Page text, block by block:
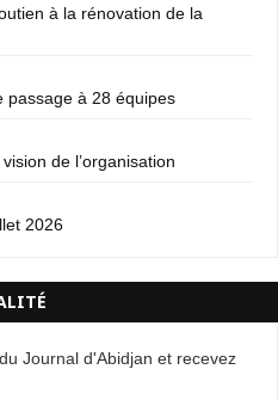
à la rénovation de la
passage à 28 équipes
de l’organisation
2026
Journal d'Abidjan et recevez